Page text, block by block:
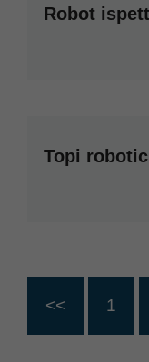
Robot
Topi
<< 1